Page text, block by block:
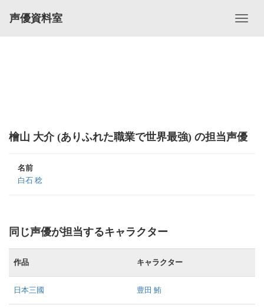
声優資料室
檜山 大介 (ありふれた職業で世界最強) の担当声優
名前
白石 稔
同じ声優が担当するキャラクター
作品 キャラクター
日本三國 豊田 鮪